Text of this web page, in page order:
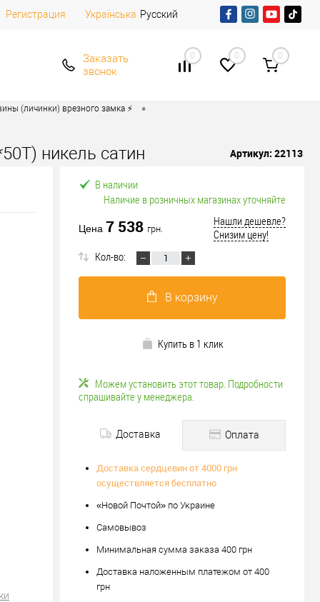
Регистрация Українська Русский
Заказать
звонок
0 0 0
(личинки) врезного замка ⚡️ •
никель сатин Артикул: 22113
В наличии
Наличие в розничных магазинах уточняйте
Цена 7 538 грн.
Нашли дешевле?
Снизим цену!
Кол-во:
В корзину
Купить в 1 клик
Можем установить этот товар. Подробности
спрашивайте у менеджера.
Доставка Оплата
Доставка сердцевин от 4000 грн
осуществляется бесплатно
«Новой Почтой» по Украине
Самовывоз
Минимальная сумма заказа 400 грн
Доставка наложенным платежом от 400
грн